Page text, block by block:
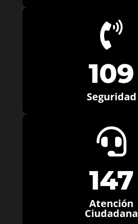

109
Seguridad

147
Atención
Ciudadana